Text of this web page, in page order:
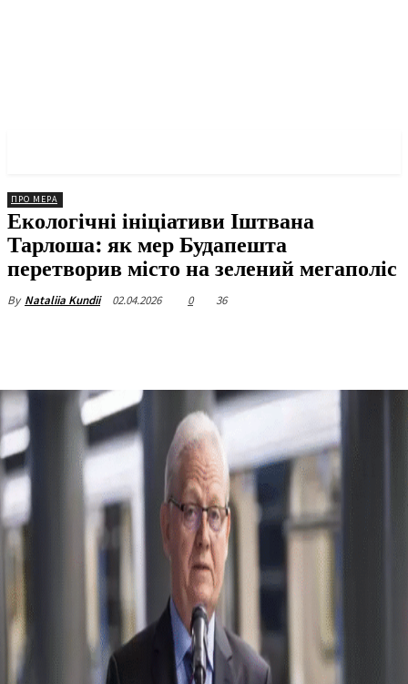
ПРО МЕРА
Екологічні ініціативи Іштвана
Тарлоша: як мер Будапешта
перетворив місто на зелений мегаполіс
By Nataliia Kundii 02.04.2026 0 36